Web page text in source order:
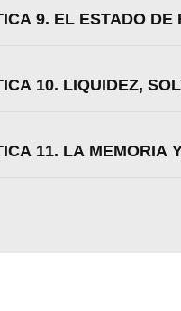
9. EL ESTADO DE
10. LIQUIDEZ,
11. LA MEMORIA